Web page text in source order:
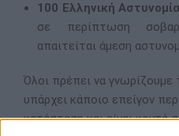
100 Ελληνική
σε περίπτωση
απαιτείται άμεση
Όλοι πρέπει να γνωρίζουμε
υπάρχει κάποιο επείγον
κατάσταση και είναι κοντά